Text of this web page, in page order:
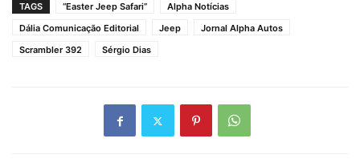
TAGS “Easter Jeep Safari”
Alpha Notícias
Dália Comunicação Editorial
Jeep
Jornal Alpha Autos
Scrambler 392
Sérgio Dias